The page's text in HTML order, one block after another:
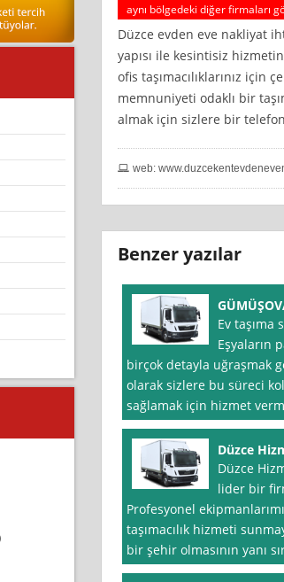
aynı bölgedeki diğer firmaları
Düzce evden eve nakliyat
yapısı ile kesintisiz
ofis taşımacılıklarınız
memnuniyeti odaklı bir
almak için sizlere bir telefon
web:
Benzer yazılar
Ev
Eşyaların
birçok detayla uğraşmak
olarak sizlere bu süreci
sağlamak için hizmet
Düzce
Düzce
lider bir
Profesyonel
taşımacılık hizmeti
bir şehir olmasının yanı